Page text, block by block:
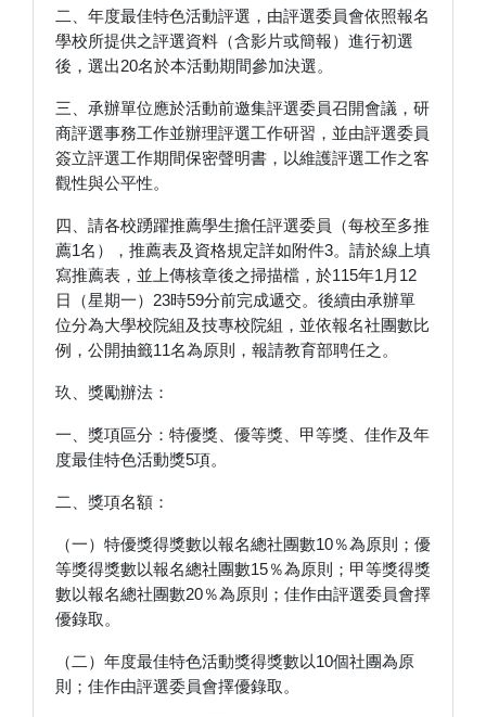
二、年度最佳特色活動評選，由評選委員會依照報名
學校所提供之評選資料（含影片或簡報）進行初選
後，選出20名於本活動期間參加決選。
三、承辦單位應於活動前邀集評選委員召開會議，研
商評選事務工作並辦理評選工作研習，並由評選委員
簽立評選工作期間保密聲明書，以維護評選工作之客
觀性與公平性。
四、請各校踴躍推薦學生擔任評選委員（每校至多推
薦1名），推薦表及資格規定詳如附件3。請於線上填
寫推薦表，並上傳核章後之掃描檔，於115年1月12
日（星期一）23時59分前完成遞交。後續由承辦單
位分為大學校院組及技專校院組，並依報名社團數比
例，公開抽籤11名為原則，報請教育部聘任之。
玖、獎勵辦法：
一、獎項區分：特優獎、優等獎、甲等獎、佳作及年
度最佳特色活動獎5項。
二、獎項名額：
（一）特優獎得獎數以報名總社團數10％為原則；優
等獎得獎數以報名總社團數15％為原則；甲等獎得獎
數以報名總社團數20％為原則；佳作由評選委員會擇
優錄取。
（二）年度最佳特色活動獎得獎數以10個社團為原
則；佳作由評選委員會擇優錄取。